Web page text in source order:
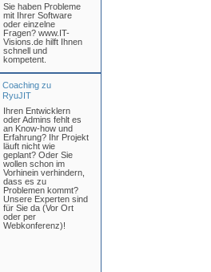
Sie haben Probleme
mit Ihrer Software
oder einzelne
Fragen? www.IT-
Visions.de hilft Ihnen
schnell und
kompetent.
Coaching zu
RyuJIT
Ihren Entwicklern
oder Admins fehlt es
an Know-how und
Erfahrung? Ihr Projekt
läuft nicht wie
geplant? Oder Sie
wollen schon im
Vorhinein verhindern,
dass es zu
Problemen kommt?
Unsere Experten sind
für Sie da (Vor Ort
oder per
Webkonferenz)!